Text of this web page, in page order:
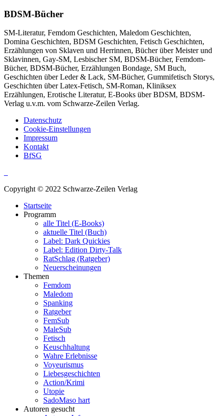
BDSM-Bücher
SM-Literatur, Femdom Geschichten, Maledom Geschichten,
Domina Geschichten, BDSM Geschichten, Fetisch Geschichten,
Erzählungen von Sklaven und Herrinnen, Bücher über Meister und
Sklavinnen, Gay-SM, Lesbischer SM, BDSM-Bücher, Femdom-
Bücher, BDSM-Bücher, Erzählungen Bondage, SM Buch,
Geschichten über Leder & Lack, SM-Bücher, Gummifetisch Storys,
Geschichten über Latex-Fetisch, SM-Roman, Kliniksex
Erzählungen, Erotische Literatur, E-Books über BDSM, BDSM-
Verlag u.v.m. vom Schwarze-Zeilen Verlag.
Datenschutz
Cookie-Einstellungen
Impressum
Kontakt
BfSG
Copyright © 2022 Schwarze-Zeilen Verlag
Startseite
Programm
alle Titel (E-Books)
aktuelle Titel (Buch)
Label: Dark Quickies
Label: Edition Dirty-Talk
RatSchlag (Ratgeber)
Neuerscheinungen
Themen
Femdom
Maledom
Spanking
Ratgeber
FemSub
MaleSub
Fetisch
Keuschhaltung
Wahre Erlebnisse
Voyeurismus
Liebesgeschichten
Action/Krimi
Utopie
SadoMaso hart
Autoren gesucht